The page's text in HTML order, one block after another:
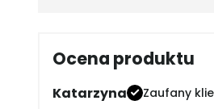
Ocena produktu
Katarzyna
Zaufany